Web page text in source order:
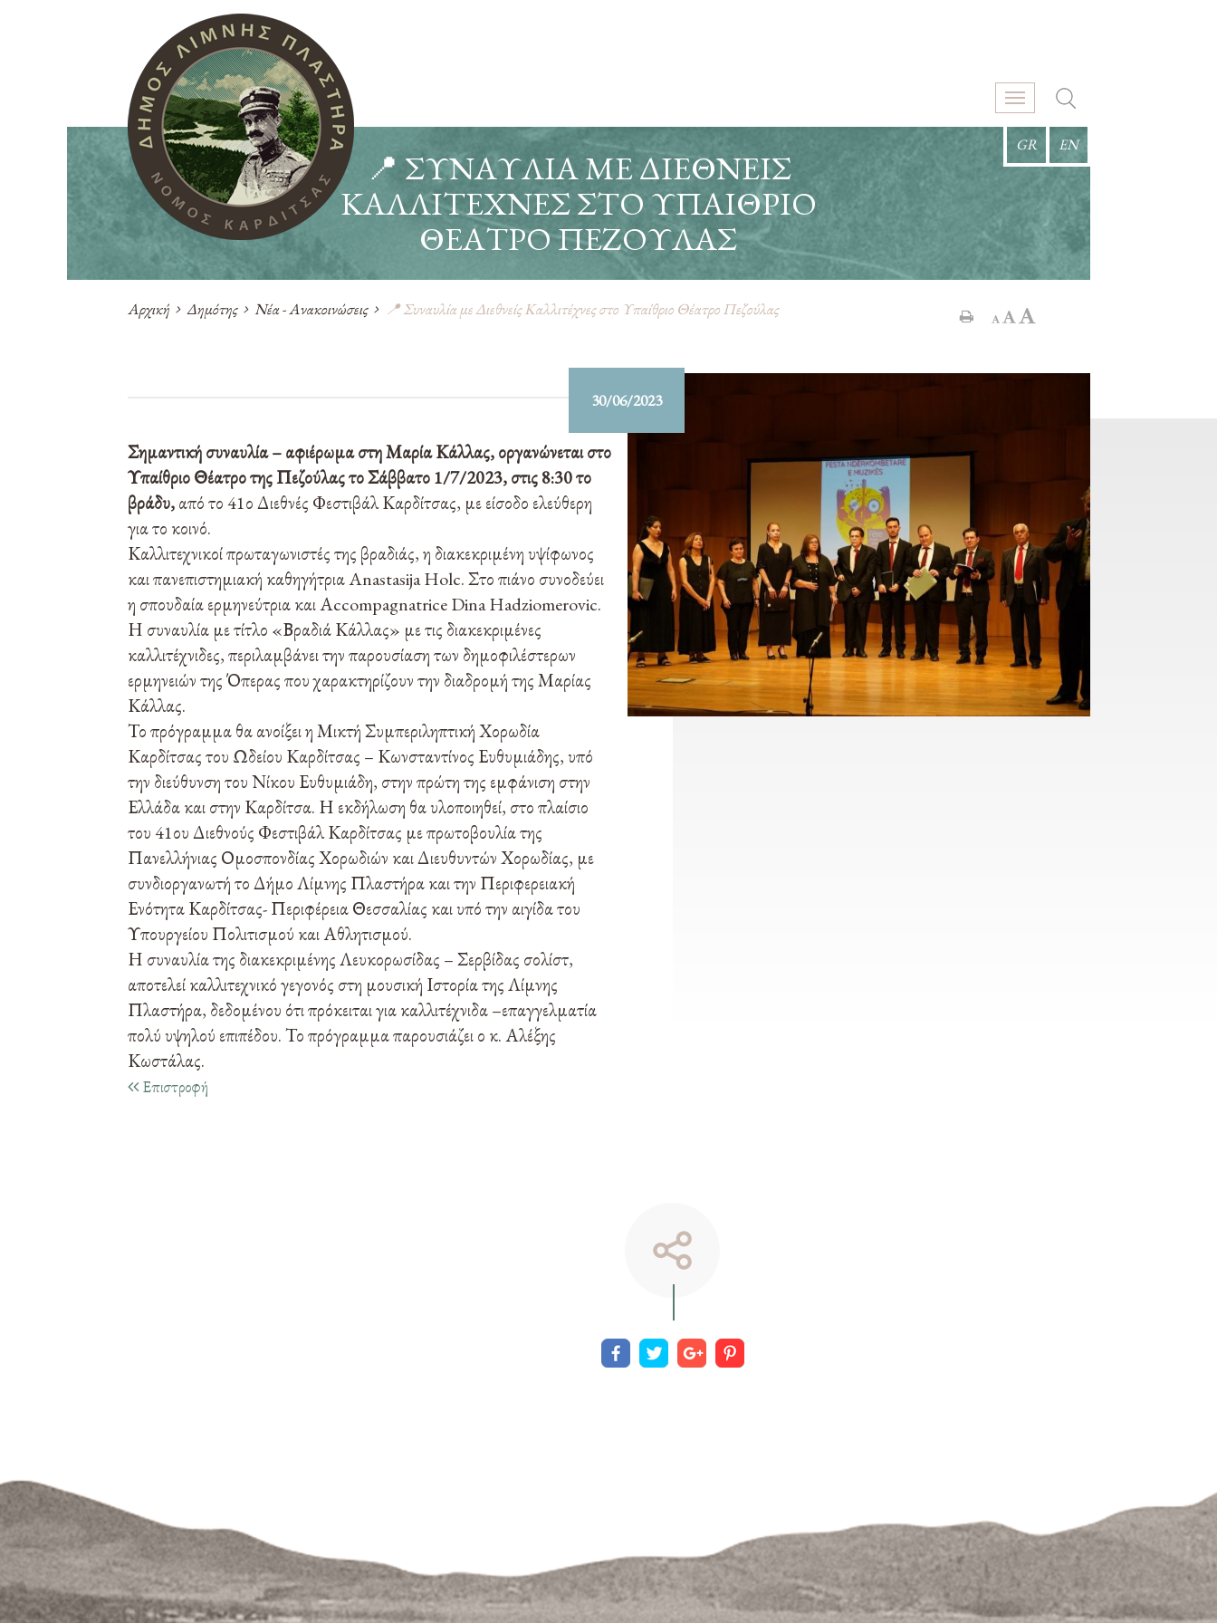
GR EN
📍 ΣΥΝΑΥΛΊΑ ΜΕ ΔΙΕΘΝΕΊΣ
ΚΑΛΛΙΤΈΧΝΕΣ ΣΤΟ ΥΠΑΊΘΡΙΟ
ΘΈΑΤΡΟ ΠΕΖΟΎΛΑΣ
Αρχική Δημότης Νέα - Ανακοινώσεις 📍 Συναυλία με Διεθνείς Καλλιτέχνες στο Υπαίθριο Θέατρο Πεζούλας
30/06/2023
Σημαντική συναυλία – αφιέρωμα στη Μαρία Κάλλας, οργανώνεται στο
Υπαίθριο Θέατρο της Πεζούλας το Σάββατο 1/7/2023, στις 8:30 το
βράδυ,από το 41ο Διεθνές Φεστιβάλ Καρδίτσας, με είσοδο ελεύθερη
για το κοινό.
Καλλιτεχνικοί πρωταγωνιστές της βραδιάς, η διακεκριμένη υψίφωνος
και πανεπιστημιακή καθηγήτρια Anastasija Holc. Στο πιάνο συνοδεύει
η σπουδαία ερμηνεύτρια και Αccompagnatrice Dina Hadziomerovic.
Η συναυλία με τίτλο «Βραδιά Κάλλας» με τις διακεκριμένες
καλλιτέχνιδες, περιλαμβάνει την παρουσίαση των δημοφιλέστερων
ερμηνειών της Όπερας που χαρακτηρίζουν την διαδρομή της Μαρίας
Κάλλας.
Το πρόγραμμα θα ανοίξει η Μικτή Συμπεριληπτική Χορωδία
Καρδίτσας του Ωδείου Καρδίτσας – Κωνσταντίνος Ευθυμιάδης, υπό
την διεύθυνση του Νίκου Ευθυμιάδη, στην πρώτη της εμφάνιση στην
Ελλάδα και στην Καρδίτσα. Η εκδήλωση θα υλοποιηθεί, στο πλαίσιο
του 41ου Διεθνούς Φεστιβάλ Καρδίτσας με πρωτοβουλία της
Πανελλήνιας Ομοσπονδίας Χορωδιών και Διευθυντών Χορωδίας, με
συνδιοργανωτή το Δήμο Λίμνης Πλαστήρα και την Περιφερειακή
Ενότητα Καρδίτσας- Περιφέρεια Θεσσαλίας και υπό την αιγίδα του
Υπουργείου Πολιτισμού και Αθλητισμού.
Η συναυλία της διακεκριμένης Λευκορωσίδας – Σερβίδας σολίστ,
αποτελεί καλλιτεχνικό γεγονός στη μουσική Ιστορία της Λίμνης
Πλαστήρα, δεδομένου ότι πρόκειται για καλλιτέχνιδα –επαγγελματία
πολύ υψηλού επιπέδου. Το πρόγραμμα παρουσιάζει ο κ. Αλέξης
Κωστάλας.
Επιστροφή